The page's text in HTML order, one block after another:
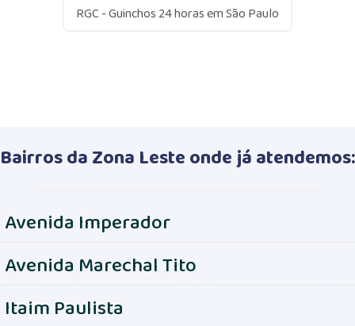
RGC - Guinchos 24 horas em São Paulo
Bairros da Zona Leste onde já atendemos:
Avenida Imperador
Avenida Marechal Tito
Itaim Paulista